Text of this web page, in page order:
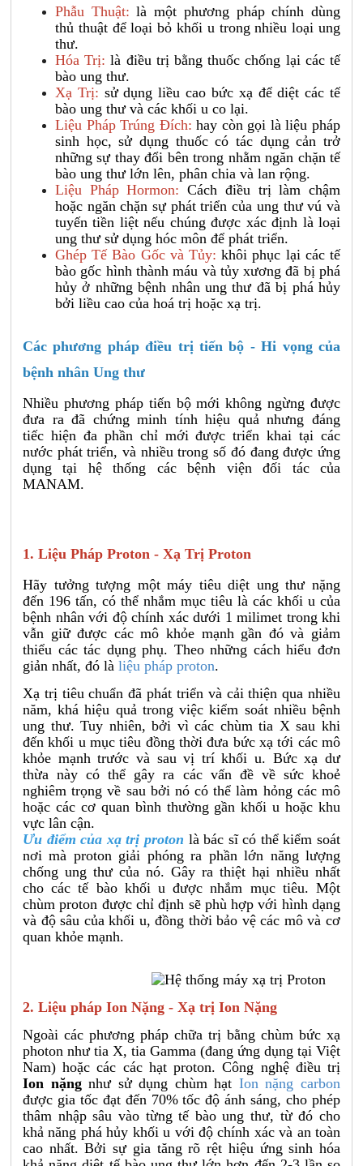
Phẫu Thuật: là một phương pháp chính dùng
thủ thuật để loại bỏ khối u trong nhiều loại ung
thư.
Hóa Trị: là điều trị bằng thuốc chống lại các tế
bào ung thư.
Xạ Trị: sử dụng liều cao bức xạ để diệt các tế
bào ung thư và các khối u co lại.
Liệu Pháp Trúng Đích: hay còn gọi là liệu pháp
sinh học, sử dụng thuốc có tác dụng cản trở
những sự thay đổi bên trong nhằm ngăn chặn tế
bào ung thư lớn lên, phân chia và lan rộng.
Liệu Pháp Hormon: Cách điều trị làm chậm
hoặc ngăn chặn sự phát triển của ung thư vú và
tuyến tiền liệt nếu chúng được xác định là loại
ung thư sử dụng hóc môn để phát triển.
Ghép Tế Bào Gốc và Tủy: khôi phục lại các tế
bào gốc hình thành máu và tủy xương đã bị phá
hủy ở những bệnh nhân ung thư đã bị phá hủy
bởi liều cao của hoá trị hoặc xạ trị.
Các phương pháp điều trị tiến bộ - Hi vọng của
bệnh nhân Ung thư
Nhiều phương pháp tiến bộ mới không ngừng được
đưa ra đã chứng minh tính hiệu quả nhưng đáng
tiếc hiện đa phần chỉ mới được triển khai tại các
nước phát triển, và nhiều trong số đó đang được ứng
dụng tại hệ thống các bệnh viện đối tác của
MANAM.
1. Liệu Pháp Proton - Xạ Trị Proton
Hãy tưởng tượng một máy tiêu diệt ung thư nặng
đến 196 tấn, có thể nhắm mục tiêu là các khối u của
bệnh nhân với độ chính xác dưới 1 milimet trong khi
vẫn giữ được các mô khỏe mạnh gần đó và giảm
thiểu các tác dụng phụ. Theo những cách hiểu đơn
giản nhất, đó là liệu pháp proton.
Xạ trị tiêu chuẩn đã phát triển và cải thiện qua nhiều
năm, khá hiệu quả trong việc kiểm soát nhiều bệnh
ung thư. Tuy nhiên, bởi vì các chùm tia X sau khi
đến khối u mục tiêu đồng thời đưa bức xạ tới các mô
khỏe mạnh trước và sau vị trí khối u. Bức xạ dư
thừa này có thể gây ra các vấn đề về sức khoẻ
nghiêm trọng về sau bởi nó có thể làm hỏng các mô
hoặc các cơ quan bình thường gần khối u hoặc khu
vực lân cận.
Ưu điểm của xạ trị proton là bác sĩ có thể kiểm soát
nơi mà proton giải phóng ra phần lớn năng lượng
chống ung thư của nó. Gây ra thiệt hại nhiều nhất
cho các tế bào khối u được nhắm mục tiêu. Một
chùm proton được chỉ định sẽ phù hợp với hình dạng
và độ sâu của khối u, đồng thời bảo vệ các mô và cơ
quan khỏe mạnh.
2. Liệu pháp Ion Nặng - Xạ trị Ion Nặng
Ngoài các phương pháp chữa trị bằng chùm bức xạ
photon như tia X, tia Gamma (đang ứng dụng tại Việt
Nam) hoặc các các hạt proton. Công nghệ điều trị
Ion nặngnhư sử dụng chùm hạt Ion nặng carbon
được gia tốc đạt đến 70% tốc độ ánh sáng, cho phép
thâm nhập sâu vào từng tế bào ung thư, từ đó cho
khả năng phá hủy khối u với độ chính xác và an toàn
cao nhất. Bởi sự gia tăng rõ rệt hiệu ứng sinh hóa